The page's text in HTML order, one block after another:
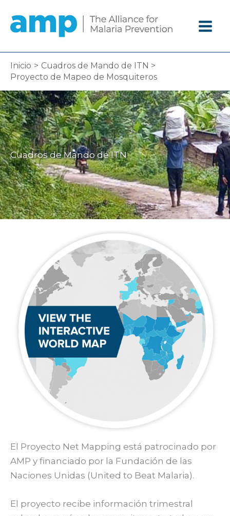
contenido
Inicio
Cuadros de Mando de ITN
Proyecto de Mapeo de Mosquiteros
Cuadros de Mando de ITN
El Proyecto Net Mapping está patrocinado por
AMP y financiado por la Fundación de las
Naciones Unidas (United to Beat Malaria).
El proyecto recibe información trimestral